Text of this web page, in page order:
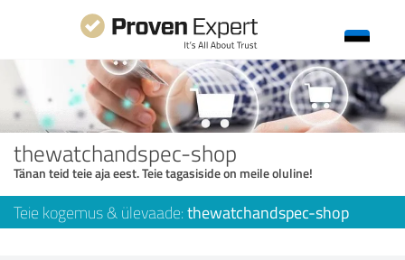
thewatchandspec-shop
Tänan teid teie aja eest. Teie tagasiside on meile oluline!
Teie kogemus & ülevaade: thewatchandspec-shop